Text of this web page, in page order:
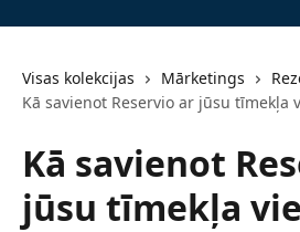
Visas kolekcijas Mārketings
Kā savienot Reservio ar jūsu tīmekļa
Kā savienot
jūsu tīmekļa